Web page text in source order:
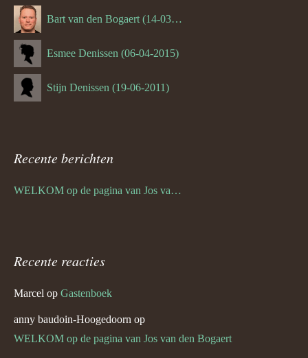
Bart van den Bogaert (14-03-1980)
Esmee Denissen (06-04-2015)
Stijn Denissen (19-06-2011)
Recente berichten
WELKOM op de pagina van Jos van den Bogaert
Recente reacties
Marcel op Gastenboek
anny baudoin-Hoogedoorn op
WELKOM op de pagina van Jos van den Bogaert